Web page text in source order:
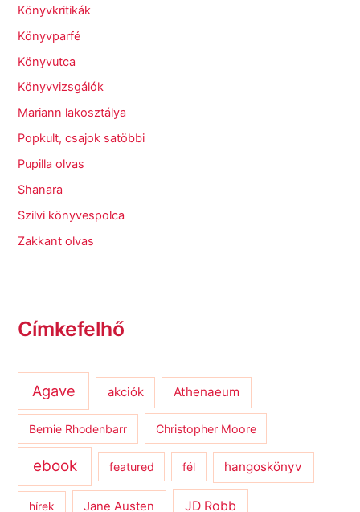
Könyvkritikák
Könyvparfé
Könyvutca
Könyvvizsgálók
Mariann lakosztálya
Popkult, csajok satöbbi
Pupilla olvas
Shanara
Szilvi könyvespolca
Zakkant olvas
Címkefelhő
Agave akciók Athenaeum
Bernie Rhodenbarr Christopher Moore
ebook featured fél hangoskönyv
hírek Jane Austen JD Robb